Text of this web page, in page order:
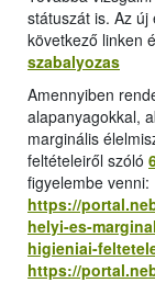
státuszát is. Az
következő linken
szabalyozas
Amennyiben
alapanyagokkal,
marginális
feltételeiről szóló
figyelembe venni:
https://
helyi-es-
higieniai-
https://